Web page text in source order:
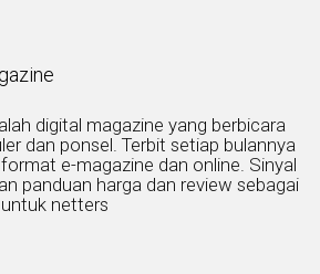
digital magazine yang berbicara
dan ponsel. Terbit setiap bulannya
e-magazine dan online. Sinyal
panduan harga dan review sebagai
netters